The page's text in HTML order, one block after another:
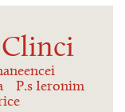
P.s Ieronim